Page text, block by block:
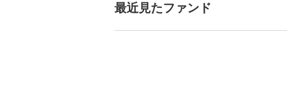
最近見たファンド